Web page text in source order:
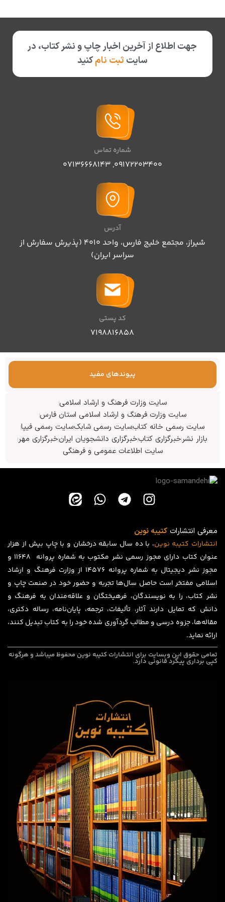
جهت اطلاع از آخرین اخبار چاپ و نشر کتاب، در
سایت ثبت نامکنید
شماره تماس
09172203400
,
07136668143
آدرس
شیراز، مجتمع خلیج فارس، واحد ۴۰۱۰ (پذیرش سفارش از
سراسر ایران)
کد پستی
۷۱۹۸۸۱۶۸۵۸
پیوندهای مفید
سایت وزارت فرهنگ و ارشاد اسلامی
سایت وزارت فرهنگ و ارشاد اسلامی استان فارس
سایت رسمی خانه کتابسایت رسمی شابکسایت رسمی فیپا
بازار نشرخبرگزاری کتابخبرگزاری دانشجویان ایرانخبرگزاری مهر
سایت اطلاعات عمومی و فرهنگی
معرفی انتشاراتکتیبه نوین
انتشارات کتیبه نوین، با ده سال سابقه درخشان و با چاپ بیش از هزار
عنوان کتاب دارای مجوز رسمی نشر مکتوب به شماره پروانه ۱۱۶۴۸ و
مجوز نشر دیجیتال به شماره پروانه 14576 از وزارت فرهنگ و ارشاد
اسلامی مفتخر است حاصل سال‌ها تجربه و حضور خود در صنعت چاپ و
نشر کتاب، را به نویسندگان، فرهیختگان و علاقه‌مندان به فرهنگ و
دانش که تمایل دارند آثار، تألیفات، ترجمه، پایان‌نامه، رساله دکتری،
مقاله‌ها، جزوه درسی و مطالب گردآوری شده خود را به کتاب تبدیل کنند،
ارائه نماید.
تمامی حقوق این وبسایت برای انتشارات کتیبه نوین محفوظ میباشد و هرگونه
کپی برداری پیگرد قانونی دارد.